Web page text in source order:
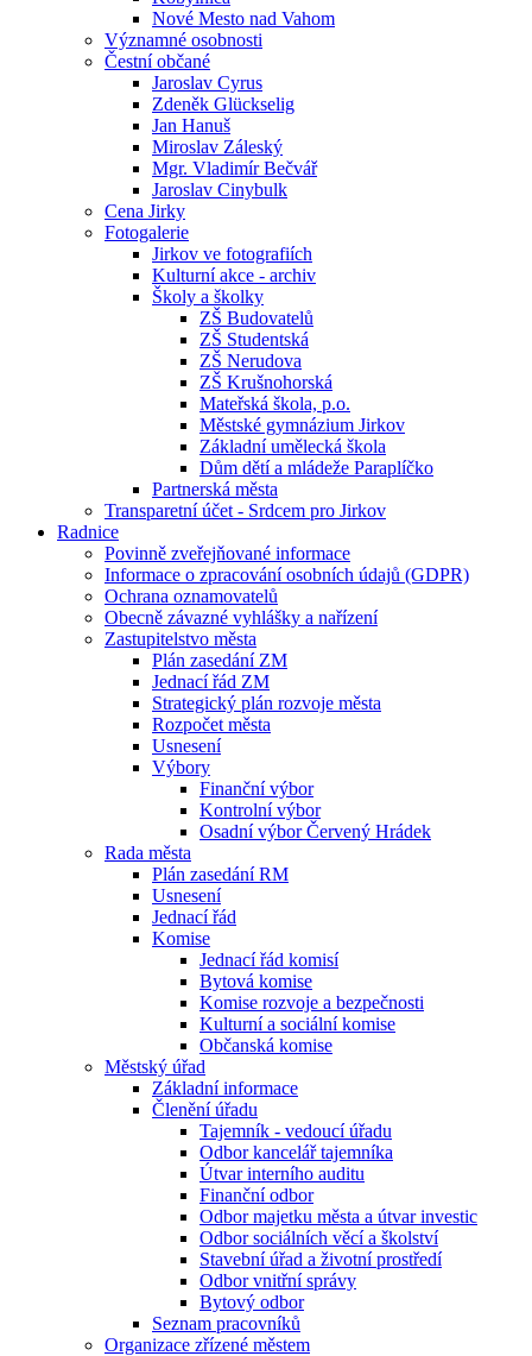
Nové Mesto nad Vahom
Významné osobnosti
Čestní občané
Jaroslav Cyrus
Zdeněk Glückselig
Jan Hanuš
Miroslav Záleský
Mgr. Vladimír Bečvář
Jaroslav Cinybulk
Cena Jirky
Fotogalerie
Jirkov ve fotografiích
Kulturní akce - archiv
Školy a školky
ZŠ Budovatelů
ZŠ Studentská
ZŠ Nerudova
ZŠ Krušnohorská
Mateřská škola, p.o.
Městské gymnázium Jirkov
Základní umělecká škola
Dům dětí a mládeže Paraplíčko
Partnerská města
Transparetní účet - Srdcem pro Jirkov
Radnice
Povinně zveřejňované informace
Informace o zpracování osobních údajů (GDPR)
Ochrana oznamovatelů
Obecně závazné vyhlášky a nařízení
Zastupitelstvo města
Plán zasedání ZM
Jednací řád ZM
Strategický plán rozvoje města
Rozpočet města
Usnesení
Výbory
Finanční výbor
Kontrolní výbor
Osadní výbor Červený Hrádek
Rada města
Plán zasedání RM
Usnesení
Jednací řád
Komise
Jednací řád komisí
Bytová komise
Komise rozvoje a bezpečnosti
Kulturní a sociální komise
Občanská komise
Městský úřad
Základní informace
Členění úřadu
Tajemník - vedoucí úřadu
Odbor kancelář tajemníka
Útvar interního auditu
Finanční odbor
Odbor majetku města a útvar investic
Odbor sociálních věcí a školství
Stavební úřad a životní prostředí
Odbor vnitřní správy
Bytový odbor
Seznam pracovníků
Organizace zřízené městem